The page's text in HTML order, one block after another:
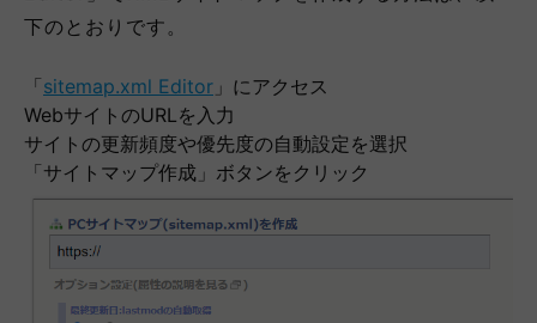
下のとおりです。
「sitemap.xml Editor 」にアクセス
WebサイトのURLを入力
サイトの更新頻度や優先度の自動設定を選択
「サイトマップ作成」ボタンをクリック